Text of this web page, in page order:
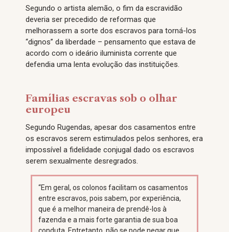
Segundo o artista alemão, o fim da escravidão
deveria ser precedido de reformas que
melhorassem a sorte dos escravos para torná-los
“dignos” da liberdade – pensamento que estava de
acordo com o ideário iluminista corrente que
defendia uma lenta evolução das instituições.
Famílias escravas sob o olhar
europeu
Segundo Rugendas, apesar dos casamentos entre
os escravos serem estimulados pelos senhores, era
impossível a fidelidade conjugal dado os escravos
serem sexualmente desregrados.
“Em geral, os colonos facilitam os casamentos
entre escravos, pois sabem, por experiência,
que é a melhor maneira de prendê-los à
fazenda e a mais forte garantia de sua boa